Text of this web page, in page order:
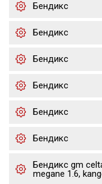
Бендикс
Бендикс
Бендикс
Бендикс
Бендикс
Бендикс
Бендикс gm
megane 1.6,